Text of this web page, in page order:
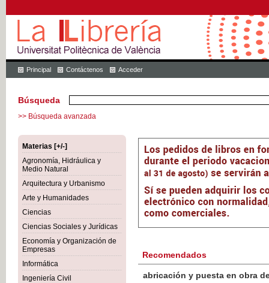
Principal Contáctenos Acceder
Búsqueda
>> Búsqueda avanzada
Materias [+/-]
Agronomía, Hidráulica y
Medio Natural
Arquitectura y Urbanismo
Arte y Humanidades
Ciencias
Ciencias Sociales y Jurídicas
Economía y Organización de
Empresas
Informática
Ingeniería Civil
Recomendados
Botánica Agroalimentaria